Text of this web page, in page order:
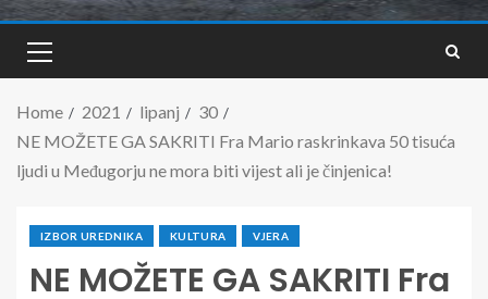
Home 2021 lipanj
30
NE MOŽETE GA SAKRITI Fra Mario raskrinkava 50 tisuća
ljudi u Međugorju ne mora biti vijest ali je činjenica!
IZBOR UREDNIKA KULTURA VJERA
NE MOŽETE GA SAKRITI Fra